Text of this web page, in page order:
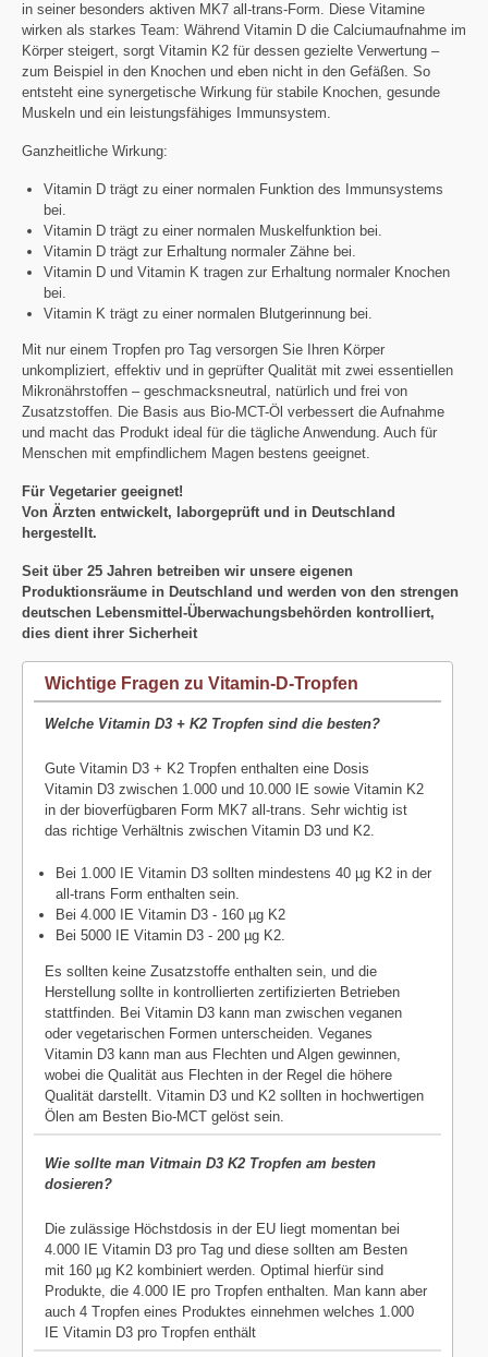
in seiner besonders aktiven MK7 all-trans-Form. Diese Vitamine
wirken als starkes Team: Während Vitamin D die Calciumaufnahme im
Körper steigert, sorgt Vitamin K2 für dessen gezielte Verwertung –
zum Beispiel in den Knochen und eben nicht in den Gefäßen. So
entsteht eine synergetische Wirkung für stabile Knochen, gesunde
Muskeln und ein leistungsfähiges Immunsystem.
Ganzheitliche Wirkung:
Vitamin D trägt zu einer normalen Funktion des Immunsystems
bei.
Vitamin D trägt zu einer normalen Muskelfunktion bei.
Vitamin D trägt zur Erhaltung normaler Zähne bei.
Vitamin D und Vitamin K tragen zur Erhaltung normaler Knochen
bei.
Vitamin K trägt zu einer normalen Blutgerinnung bei.
Mit nur einem Tropfen pro Tag versorgen Sie Ihren Körper
unkompliziert, effektiv und in geprüfter Qualität mit zwei essentiellen
Mikronährstoffen – geschmacksneutral, natürlich und frei von
Zusatzstoffen. Die Basis aus Bio-MCT-Öl verbessert die Aufnahme
und macht das Produkt ideal für die tägliche Anwendung. Auch für
Menschen mit empfindlichem Magen bestens geeignet.
Für Vegetarier geeignet!
Von Ärzten entwickelt, laborgeprüft und in Deutschland
hergestellt.
Seit über 25 Jahren betreiben wir unsere eigenen
Produktionsräume in Deutschland und werden von den strengen
deutschen Lebensmittel-Überwachungsbehörden kontrolliert,
dies dient ihrer Sicherheit
Wichtige Fragen zu Vitamin-D-Tropfen
Welche Vitamin D3 + K2 Tropfen sind die besten?
Gute Vitamin D3 + K2 Tropfen enthalten eine Dosis
Vitamin D3 zwischen 1.000 und 10.000 IE sowie Vitamin K2
in der bioverfügbaren Form MK7 all-trans. Sehr wichtig ist
das richtige Verhältnis zwischen Vitamin D3 und K2.
Bei 1.000 IE Vitamin D3 sollten mindestens 40 µg K2 in der
all-trans Form enthalten sein.
Bei 4.000 IE Vitamin D3 - 160 µg K2
Bei 5000 IE Vitamin D3 - 200 µg K2.
Es sollten keine Zusatzstoffe enthalten sein, und die
Herstellung sollte in kontrollierten zertifizierten Betrieben
stattfinden. Bei Vitamin D3 kann man zwischen veganen
oder vegetarischen Formen unterscheiden. Veganes
Vitamin D3 kann man aus Flechten und Algen gewinnen,
wobei die Qualität aus Flechten in der Regel die höhere
Qualität darstellt. Vitamin D3 und K2 sollten in hochwertigen
Ölen am Besten Bio-MCT gelöst sein.
Wie sollte man Vitmain D3 K2 Tropfen am besten
dosieren?
Die zulässige Höchstdosis in der EU liegt momentan bei
4.000 IE Vitamin D3 pro Tag und diese sollten am Besten
mit 160 µg K2 kombiniert werden. Optimal hierfür sind
Produkte, die 4.000 IE pro Tropfen enthalten. Man kann aber
auch 4 Tropfen eines Produktes einnehmen welches 1.000
IE Vitamin D3 pro Tropfen enthält